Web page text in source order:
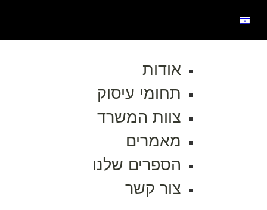
אודות
תחומי עיסוק
צוות המשרד
מאמרים
הספרים שלנו
צור קשר